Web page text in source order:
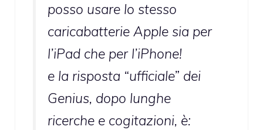
posso usare lo stesso
caricabatterie Apple sia per
l’iPad che per l’iPhone!
e la risposta “ufficiale” dei
Genius, dopo lunghe
ricerche e cogitazioni, è: